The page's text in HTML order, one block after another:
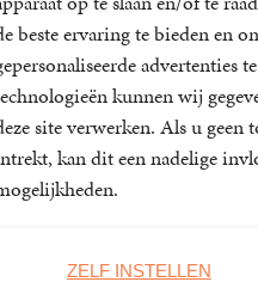
beste ervaring te bieden en
advertenties
kunnen wij
site verwerken. Als u
kan dit een nadelige
ZELF INSTELLEN
tipt
uit of
Reis